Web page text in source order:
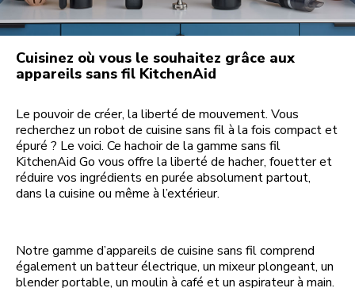
Cuisinez où vous le souhaitez grâce aux
appareils sans fil KitchenAid
Le pouvoir de créer, la liberté de mouvement. Vous
recherchez un robot de cuisine sans fil à la fois compact et
épuré ? Le voici. Ce hachoir de la gamme sans fil
KitchenAid Go vous offre la liberté de hacher, fouetter et
réduire vos ingrédients en purée absolument partout,
dans la cuisine ou même à l’extérieur.
Notre gamme d’appareils de cuisine sans fil comprend
également un batteur électrique, un mixeur plongeant, un
blender portable, un moulin à café et un aspirateur à main.